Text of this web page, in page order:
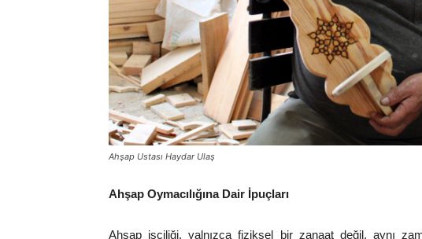
Ahşap Ustası Haydar Ulaş
Ahşap Oymacılığına Dair İpuçları
Ahşap işçiliği, yalnızca fiziksel bir zanaat değil, aynı